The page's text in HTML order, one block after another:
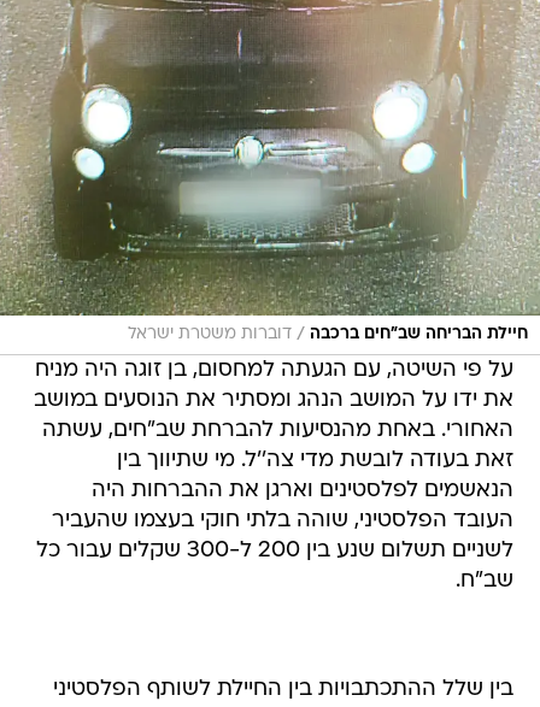
חיילת הבריחה שב"חים ברכבה / דוברות משטרת ישראל
על פי השיטה, עם הגעתה למחסום, בן זוגה היה מניח
את ידו על המושב הנהג ומסתיר את הנוסעים במושב
האחורי. באחת מהנסיעות להברחת שב"חים, עשתה
זאת בעודה לובשת מדי צה''ל. מי שתיווך בין
הנאשמים לפלסטינים וארגן את ההברחות היה
העובד הפלסטיני, שוהה בלתי חוקי בעצמו שהעביר
לשניים תשלום שנע בין 200 ל-300 שקלים עבור כל
שב"ח.
בין שלל ההתכתבויות בין החיילת לשותף הפלסטיני